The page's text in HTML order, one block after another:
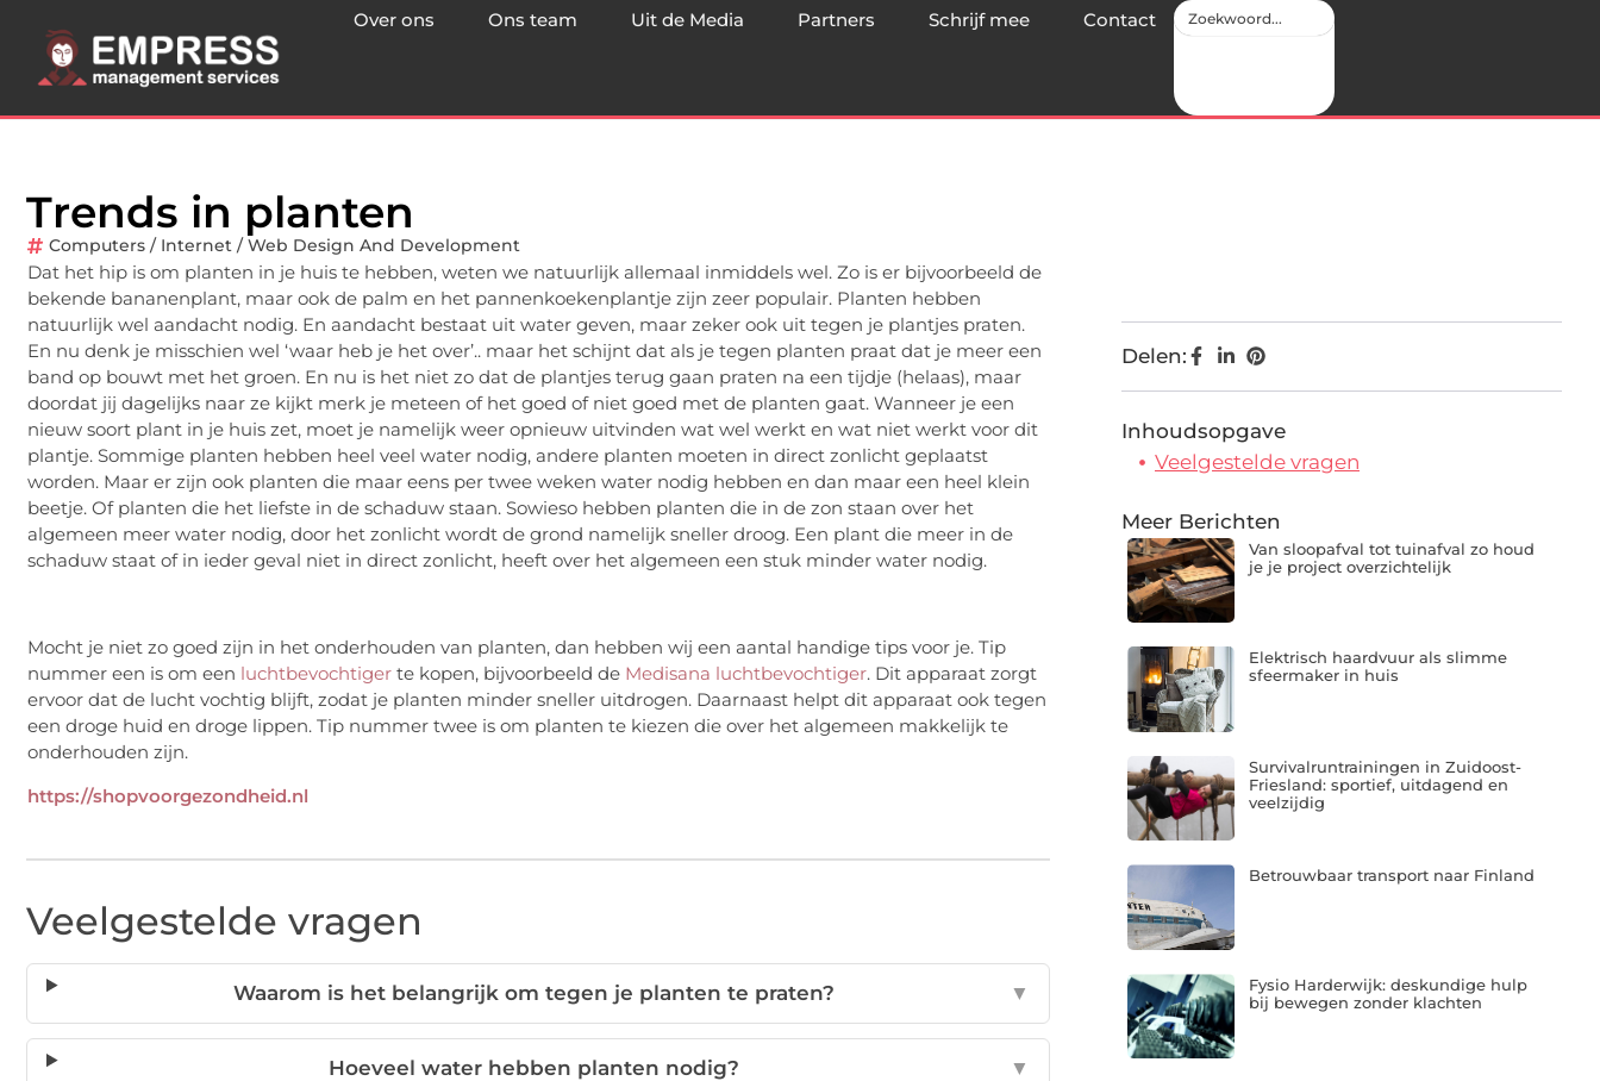
Over ons Ons team Uit de Media Partners Schrijf mee Contact
Trends in planten
Computers / Internet / Web Design And Development
Dat het hip is om planten in je huis te hebben, weten we natuurlijk allemaal inmiddels wel. Zo is er bijvoorbeeld de
bekende bananenplant, maar ook de palm en het pannenkoekenplantje zijn zeer populair. Planten hebben
natuurlijk wel aandacht nodig. En aandacht bestaat uit water geven, maar zeker ook uit tegen je plantjes praten.
En nu denk je misschien wel ‘waar heb je het over’.. maar het schijnt dat als je tegen planten praat dat je meer een
band op bouwt met het groen. En nu is het niet zo dat de plantjes terug gaan praten na een tijdje (helaas), maar
doordat jij dagelijks naar ze kijkt merk je meteen of het goed of niet goed met de planten gaat. Wanneer je een
nieuw soort plant in je huis zet, moet je namelijk weer opnieuw uitvinden wat wel werkt en wat niet werkt voor dit
plantje. Sommige planten hebben heel veel water nodig, andere planten moeten in direct zonlicht geplaatst
worden. Maar er zijn ook planten die maar eens per twee weken water nodig hebben en dan maar een heel klein
beetje. Of planten die het liefste in de schaduw staan. Sowieso hebben planten die in de zon staan over het
algemeen meer water nodig, door het zonlicht wordt de grond namelijk sneller droog. Een plant die meer in de
schaduw staat of in ieder geval niet in direct zonlicht, heeft over het algemeen een stuk minder water nodig.
Mocht je niet zo goed zijn in het onderhouden van planten, dan hebben wij een aantal handige tips voor je. Tip
nummer een is om een luchtbevochtiger te kopen, bijvoorbeeld de Medisana luchtbevochtiger. Dit apparaat zorgt
ervoor dat de lucht vochtig blijft, zodat je planten minder sneller uitdrogen. Daarnaast helpt dit apparaat ook tegen
een droge huid en droge lippen. Tip nummer twee is om planten te kiezen die over het algemeen makkelijk te
onderhouden zijn.
https://shopvoorgezondheid.nl
Veelgestelde vragen
Waarom is het belangrijk om tegen je planten te praten? ▼
Hoeveel water hebben planten nodig? ▼
Delen:
Inhoudsopgave
Veelgestelde vragen
Meer Berichten
Van sloopafval tot tuinafval zo houd
je je project overzichtelijk
Elektrisch haardvuur als slimme
sfeermaker in huis
Survivalruntrainingen in Zuidoost-
Friesland: sportief, uitdagend en
veelzijdig
Betrouwbaar transport naar Finland
Fysio Harderwijk: deskundige hulp
bij bewegen zonder klachten